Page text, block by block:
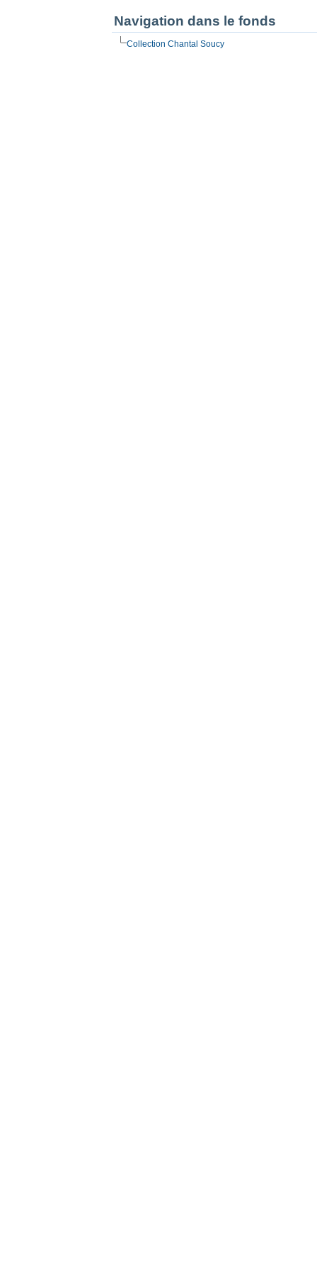
Navigation dans le fonds
Collection Chantal Soucy